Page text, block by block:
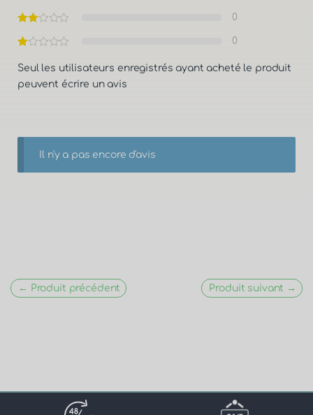
0
0
Seul les utilisateurs enregistrés ayant acheté le produit
peuvent écrire un avis
Il n'y a pas encore d'avis
← Produit précédent Produit suivant →